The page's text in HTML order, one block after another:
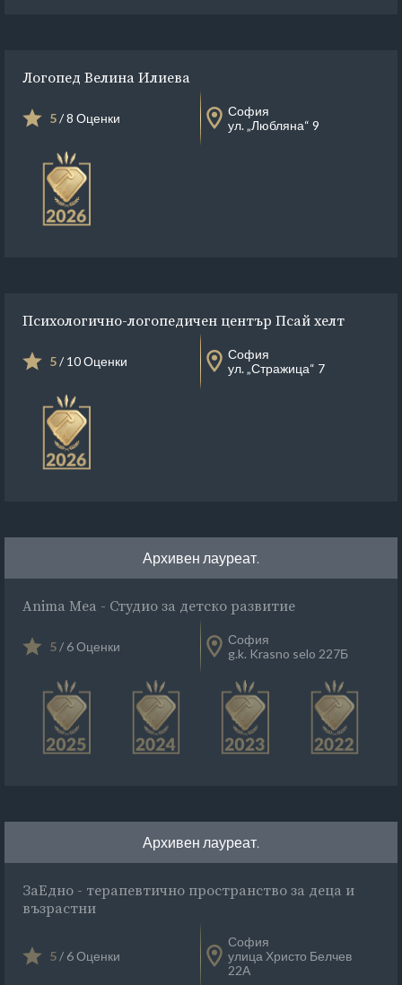
Логопед Велина Илиева
5/ 8 Оценки
София
ул. „Любляна“ 9
Психологично-логопедичен център Псай хелт
5/ 10 Оценки
София
ул. „Стражица“ 7
Архивен лауреат.
Anima Mea - Студио за детско развитие
5/ 6 Оценки
София
g.k. Krasno selo 227Б
Архивен лауреат.
ЗаЕдно - терапевтично пространство за деца и
възрастни
5/ 6 Оценки
София
улица Христо Белчев
22А